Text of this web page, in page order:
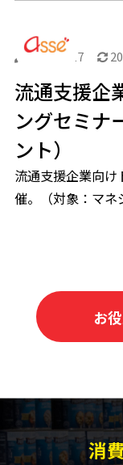
2017.01.17
流通支援企
ングセミナ
ント）
流通支援企業向け
催。（対象：マネ
お
消